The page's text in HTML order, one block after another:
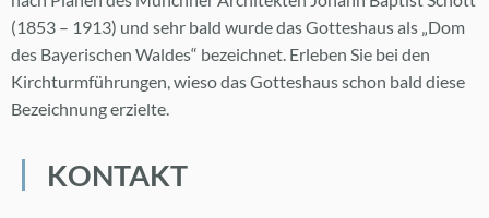
(1853 – 1913) und sehr bald wur­de das Got­tes­haus als „Dom
des Baye­ri­schen Wal­des“ be­zeich­net. Er­le­ben Sie bei den
Kirch­turm­füh­run­gen, wie­so das Got­tes­haus schon bald die­se
Be­zeich­nung er­ziel­te.
KON­TAKT